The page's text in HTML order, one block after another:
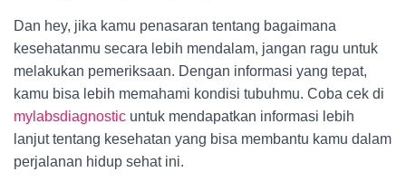
Dan hey, jika kamu penasaran tentang bagaimana
kesehatanmu secara lebih mendalam, jangan ragu untuk
melakukan pemeriksaan. Dengan informasi yang tepat,
kamu bisa lebih memahami kondisi tubuhmu. Coba cek di
mylabsdiagnostic untuk mendapatkan informasi lebih
lanjut tentang kesehatan yang bisa membantu kamu dalam
perjalanan hidup sehat ini.